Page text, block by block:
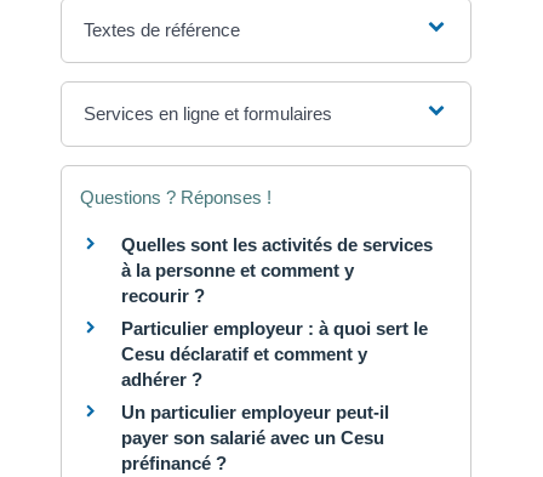
Textes de référence
Services en ligne et formulaires
Questions ? Réponses !
Quelles sont les activités de services
à la personne et comment y
recourir ?
Particulier employeur : à quoi sert le
Cesu déclaratif et comment y
adhérer ?
Un particulier employeur peut-il
payer son salarié avec un Cesu
préfinancé ?